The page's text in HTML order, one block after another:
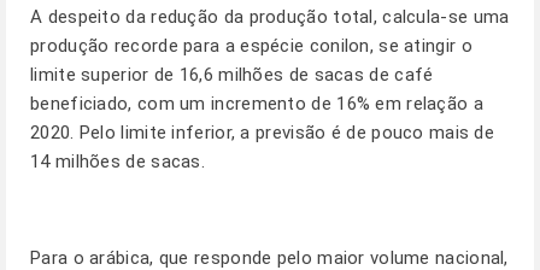
A despeito da redução da produção total, calcula-se uma
produção recorde para a espécie conilon, se atingir o
limite superior de 16,6 milhões de sacas de café
beneficiado, com um incremento de 16% em relação a
2020. Pelo limite inferior, a previsão é de pouco mais de
14 milhões de sacas.
Para o arábica, que responde pelo maior volume nacional,